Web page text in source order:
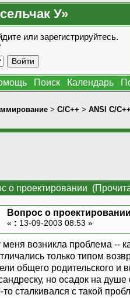
У»
или зарегистрируйтесь.
Поиск Календарь
> C/C++ > ANSI С/С++
о проектировании
Вопрос о проектировании
« : 13-09-2003 08:53 »
меня возникла проблема --
только типом
общего родительского и
но осадок на
сталкивался с такой